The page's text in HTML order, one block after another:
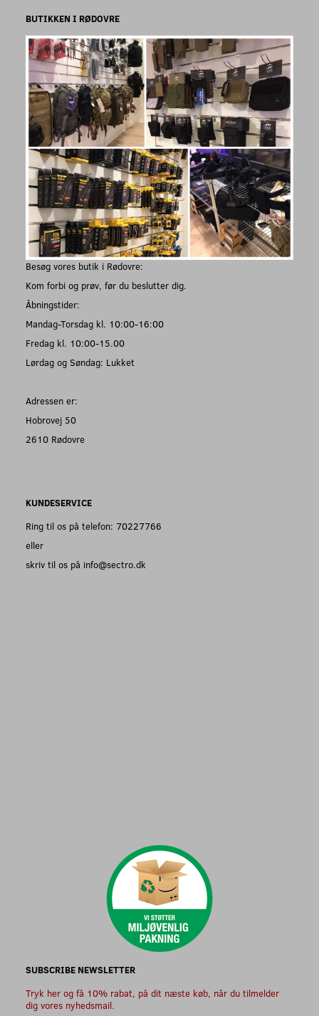
BUTIKKEN I RØDOVRE
Besøg vores butik i Rødovre:
Kom forbi og prøv, før du beslutter dig.
Åbningstider:
Mandag-Torsdag kl. 10:00-16:00
Fredag kl. 10:00-15.00
Lørdag og Søndag: Lukket
Adressen er:
Hobrovej 50
2610 Rødovre
KUNDESERVICE
Ring til os på telefon: 70227766
eller
skriv til os på info@sectro.dk
SUBSCRIBE NEWSLETTER
Tryk her og få 10% rabat, på dit næste køb, når du tilmelder
dig vores nyhedsmail.